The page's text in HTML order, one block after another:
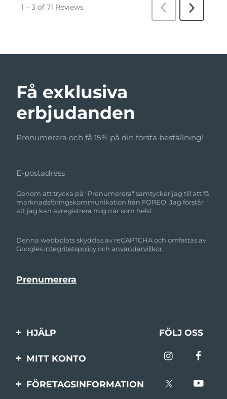
Få exklusiva
erbjudanden
Prenumerera och få 15% på din första beställning!
E-postadress
Genom att trycka på "Prenumerera" samtycker jag till att få
marknadsföringskommunikation från FOREO. Jag förstår
att jag kan avregistrera mig när som helst.
Denna webbplats skyddas av reCAPTCHA och omfattas av
Googles integritetspolicyochanvändarvillkor.
HJÄLP
Kontakta oss
FÖLJ OSS
MITT KONTO
Produktregistrering
FÖRETAGSINFORMATION